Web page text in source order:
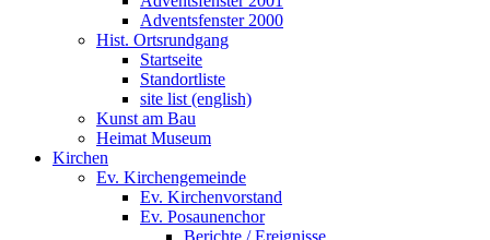
Adventsfenster 2000
Hist. Ortsrundgang
Startseite
Standortliste
site list (english)
Kunst am Bau
Heimat Museum
Kirchen
Ev. Kirchengemeinde
Ev. Kirchenvorstand
Ev. Posaunenchor
Berichte / Ereignisse